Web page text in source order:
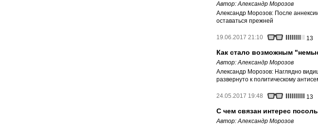
Автор:Александр Морозов
Александр Морозов: После
оставаться прежней
19.06.2017 21:10 13
Как стало возможным
Автор:Александр Морозов
Александр Морозов: Наглядно
развернуто к политическому
24.05.2017 19:48 13
С чем связан интерес
Автор:Александр Морозов